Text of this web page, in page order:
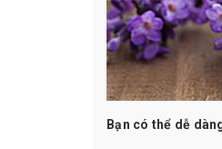
Bạn có thể dễ